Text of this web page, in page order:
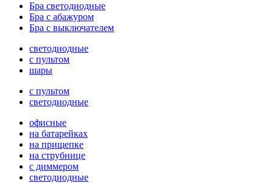
Бра светодиодные
Бра с абажуром
Бра с выключателем
светодиодные
с пультом
шары
с пультом
светодиодные
офисные
на батарейках
на прищепке
на струбнице
с диммером
светодиодные